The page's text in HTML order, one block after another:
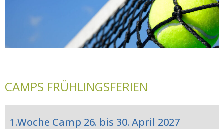
CAMPS FRÜHLINGSFERIEN
1.Woche Camp 26. bis 30. April 2027